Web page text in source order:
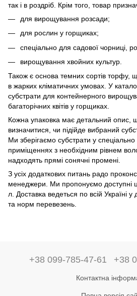
так і в роздріб. Крім того, товар
для вирощування розсади;
для рослин у горщиках;
спеціально для садової чорниці,
вирощування хвойних культур.
Також є основа темних сортів торфу,
в жарких кліматичних умовах. У
субстрати для контейнерного
багаторічних квітів у горщиках.
Кожна упаковка має детальний опис,
визначитися, чи підійде вибраний
Ми зберігаємо субстрати у
приміщеннях з необхідним рівнем
надходять прямі сонячні промені.
З усіх додаткових питань радо
менеджери. Ми пропонуємо доступні
л. Доставка ведеться по всій Україні у
та норм перевезень.
+38 099-785-47-61 +38
Контактна